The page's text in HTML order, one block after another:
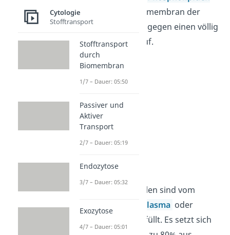
aufgebaut. Die Zellmembran der
Archaeen weist hingegen einen völlig
anderen Aufbau auf.
Zellplasma
Prokaryotische Zellen sind vom
Zellplasma oder
Cytoplasma ausgefüllt. Es setzt sich
Cytologie
Stofftransport
Stofftransport
durch
Biomembran
1/7 – Dauer: 05:50
Passiver und
Aktiver
Transport
2/7 – Dauer: 05:19
Endozytose
3/7 – Dauer: 05:32
Exozytose
4/7 – Dauer: 05:01